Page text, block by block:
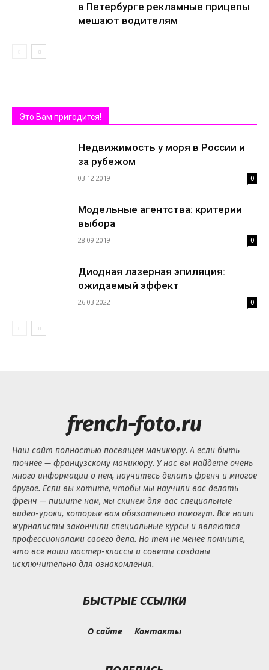
в Петербурге рекламные прицепы
мешают водителям
Это Вам пригодится!
Недвижимость у моря в России и
за рубежом
03.12.2019 0
Модельные агентства: критерии
выбора
28.09.2019 0
Диодная лазерная эпиляция:
ожидаемый эффект
26.03.2022 0
french-foto.ru
Наш сайт полностью посвящен маникюру. А если быть
точнее — французскому маникюру. У нас вы найдете очень
много информации о нем, научитесь делать френч и многое
другое. Если вы хотите, чтобы мы научили вас делать
френч — пишите нам, мы скинем для вас специальные
видео-уроки, которые вам обязательно помогут. Все наши
журналисты закончили специальные курсы и являются
профессионалами своего дела. Но тем не менее помните,
что все наши мастер-классы и советы созданы
исключительно для ознакомления.
БЫСТРЫЕ ССЫЛКИ
О сайте Контакты